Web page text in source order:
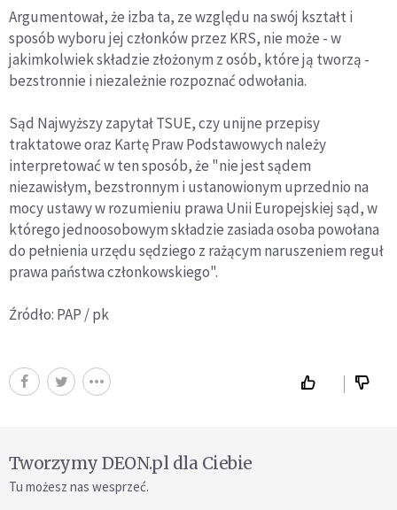
Argumentował, że izba ta, ze względu na swój kształt i
sposób wyboru jej członków przez KRS, nie może - w
jakimkolwiek składzie złożonym z osób, które ją tworzą -
bezstronnie i niezależnie rozpoznać odwołania.
Sąd Najwyższy zapytał TSUE, czy unijne przepisy
traktatowe oraz Kartę Praw Podstawowych należy
interpretować w ten sposób, że "nie jest sądem
niezawisłym, bezstronnym i ustanowionym uprzednio na
mocy ustawy w rozumieniu prawa Unii Europejskiej sąd, w
którego jednoosobowym składzie zasiada osoba powołana
do pełnienia urzędu sędziego z rażącym naruszeniem reguł
prawa państwa członkowskiego".
Źródło: PAP / pk
Tworzymy DEON.pl dla Ciebie
Tu możesz nas wesprzeć.